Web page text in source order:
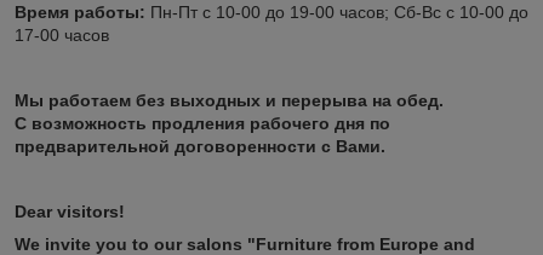
Время работы: Пн-Пт с 10-00 до 19-00 часов; Сб-Вс с 10-00 до
17-00 часов
Мы работаем без выходных и перерыва на обед.
С возможность продления рабочего дня по
предварительной договоренности с Вами.
Dear visitors!
We invite you to our salons "Furniture from Europe and